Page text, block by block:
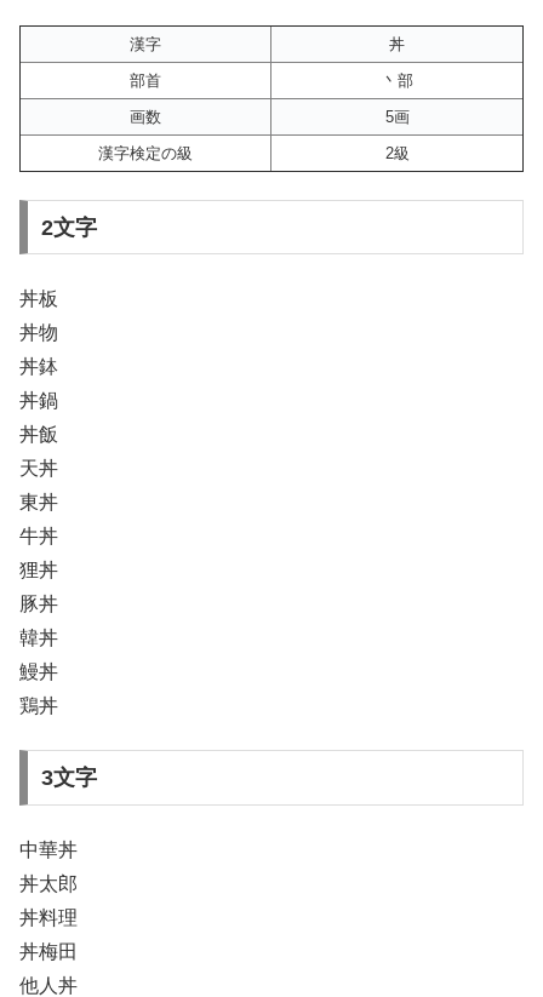
漢字
丼
部首
丶部
画数
5画
漢字検定の級
2級
2文字
丼板
丼物
丼鉢
丼鍋
丼飯
天丼
東丼
牛丼
狸丼
豚丼
韓丼
鰻丼
鶏丼
3文字
中華丼
丼太郎
丼料理
丼梅田
他人丼